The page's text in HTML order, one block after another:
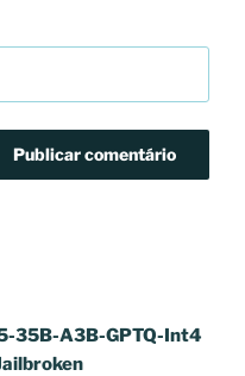
35B-A3B-GPTQ-Int4